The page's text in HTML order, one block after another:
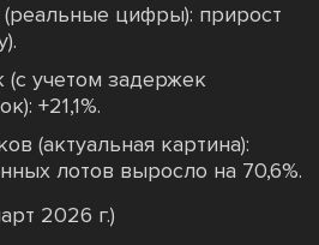
цифры): прирост
учетом задержек
+21,1%.
(актуальная картина):
лотов выросло на 70,6%.
2026 г.)